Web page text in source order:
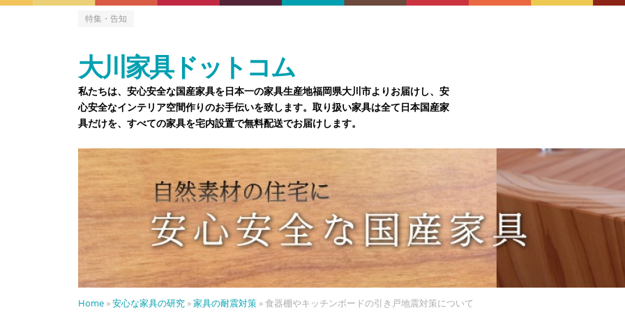
特集・告知
大川家具ドットコム
私たちは、安心安全な国産家具を日本一の家具生産地福岡県大川市よりお届けし、安
心安全なインテリア空間作りのお手伝いを致します。取り扱い家具は全て日本国産家
具だけを、すべての家具を宅内設置で無料配送でお届けします。
Home »安心な家具の研究 »家具の耐震対策 »食器棚やキッチンボードの引き戸地震対策について